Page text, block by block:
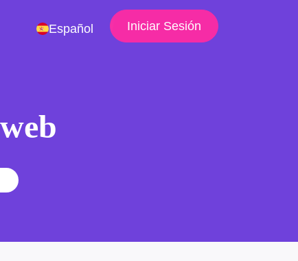
Español Iniciar Sesión